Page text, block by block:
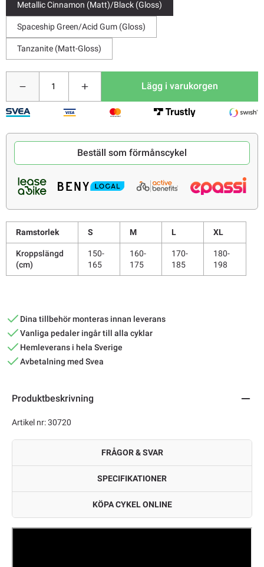
Metallic Cinnamon (Matt)/Black (Gloss)
Spaceship Green/Acid Gum (Gloss)
Tanzanite (Matt-Gloss)
Lägg i varukorgen
Beställ som förmånscykel
Ramstorlek S M L XL
Kroppslängd
(cm)
150-
165
160-
175
170-
185
180-
198
Dina tillbehör monteras innan leverans
Vanliga pedaler ingår till alla cyklar
Hemleverans i hela Sverige
Avbetalning med Svea
Produktbeskrivning
Artikel nr: 30720
FRÅGOR & SVAR
SPECIFIKATIONER
KÖPA CYKEL ONLINE